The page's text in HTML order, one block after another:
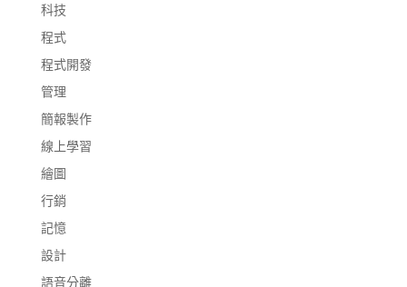
科技
程式
程式開發
管理
簡報製作
線上學習
繪圖
行銷
記憶
設計
語音分離